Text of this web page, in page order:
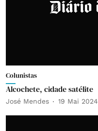
Colunistas
Alcochete, cidade satélite
José Mendes 19 Mai 2024